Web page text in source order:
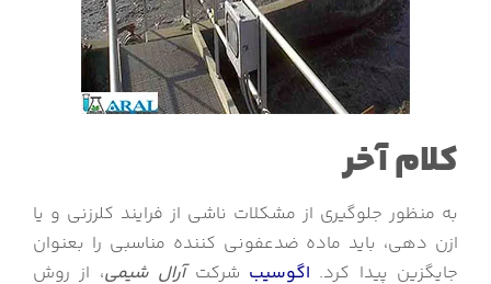
کلام آخر
به منظور جلوگیری از مشکلات ناشی از فرایند کلرزنی و یا
ازن دهی، باید ماده ضدعفونی کننده مناسبی را بعنوان
جایگزین پیدا کرد. اگوسیب شرکتآرال شیمی، از روش